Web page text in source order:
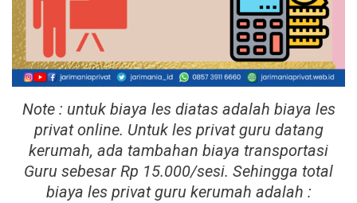
Note : untuk biaya les diatas adalah biaya les
privat online. Untuk les privat guru datang
kerumah, ada tambahan biaya transportasi
Guru sebesar Rp 15.000/sesi. Sehingga total
biaya les privat guru kerumah adalah :